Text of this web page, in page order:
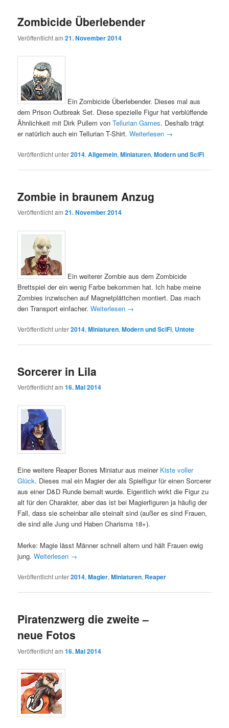
Zombicide Überlebender
Veröffentlicht am21. November 2014
Ein Zombicide Überlebender. Dieses mal aus
dem Prison Outbreak Set. Diese spezielle Figur hat verblüffende
Ähnlichkeit mit Dirk Pullem vonTellurian Games. Deshalb trägt
er natürlich auch ein Tellurian T-Shirt.Weiterlesen →
Veröffentlicht unter2014,Allgemein,Miniaturen,Modern und SciFi
Zombie in braunem Anzug
Veröffentlicht am21. November 2014
Ein weiterer Zombie aus dem Zombicide
Brettspiel der ein wenig Farbe bekommen hat. Ich habe meine
Zombies inzwischen auf Magnetplättchen montiert. Das mach
den Transport einfacher.Weiterlesen →
Veröffentlicht unter2014,Miniaturen,Modern und SciFi, Untote
Sorcerer in Lila
Veröffentlicht am16. Mai 2014
Eine weitere Reaper Bones Miniatur aus meiner Kiste voller
Glück. Dieses mal ein Magier der als Spielfigur für einen Sorcerer
aus einer D&D Runde bemalt wurde. Eigentlich wirkt die Figur zu
alt für den Charakter, aber das ist bei Magierfiguren ja häufig der
Fall, dass sie scheinbar alle steinalt sind (außer es sind Frauen,
die sind alle Jung und Haben Charisma 18+).
Merke: Magie lässt Männer schnell altern und hält Frauen ewig
jung.Weiterlesen →
Veröffentlicht unter2014,Magier,Miniaturen, Reaper
Piratenzwerg die zweite –
neue Fotos
Veröffentlicht am16. Mai 2014